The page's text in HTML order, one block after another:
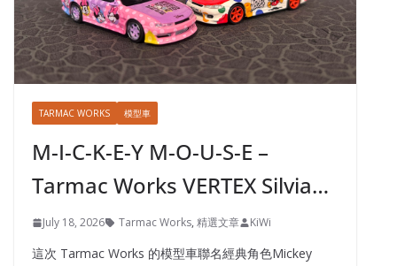
TARMAC WORKS 模型車
M-I-C-K-E-Y M-O-U-S-E –
Tarmac Works VERTEX Silvia…
July 18, 2026 Tarmac Works, 精選文章 KiWi
這次 Tarmac Works 的模型車聯名經典角色Mickey